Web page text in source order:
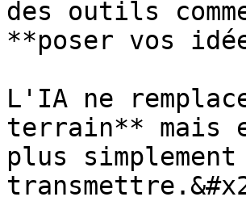
des outils
**poser vos
L'IA ne
terrain** mais
plus